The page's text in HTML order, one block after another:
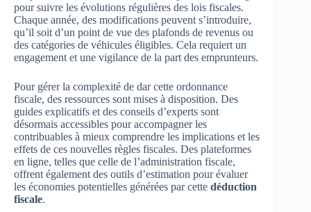
pour suivre les évolutions régulières des lois fiscales.
Chaque année, des modifications peuvent s’introduire,
qu’il soit d’un point de vue des plafonds de revenus ou
des catégories de véhicules éligibles. Cela requiert un
engagement et une vigilance de la part des emprunteurs.
Pour gérer la complexité de dar cette ordonnance
fiscale, des ressources sont mises à disposition. Des
guides explicatifs et des conseils d’experts sont
désormais accessibles pour accompagner les
contribuables à mieux comprendre les implications et les
effets de ces nouvelles règles fiscales. Des plateformes
en ligne, telles que celle de l’administration fiscale,
offrent également des outils d’estimation pour évaluer
les économies potentielles générées par cette déduction
fiscale.